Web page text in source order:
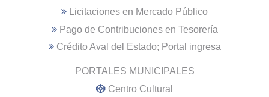
Licitaciones en Mercado Público
Pago de Contribuciones en Tesorería
Crédito Aval del Estado; Portal ingresa
PORTALES MUNICIPALES
Centro Cultural